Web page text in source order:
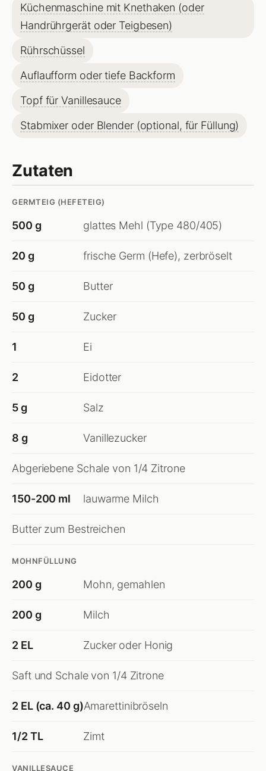
Küchenmaschine mit Knethaken (oder
Handrührgerät oder Teigbesen)
Rührschüssel
Auflaufform oder tiefe Backform
Topf für Vanillesauce
Stabmixer oder Blender (optional, für Füllung)
Zutaten
GERMTEIG (HEFETEIG)
500 g glattes Mehl (Type 480/405)
20 g frische Germ (Hefe), zerbröselt
50 g Butter
50 g Zucker
1 Ei
2 Eidotter
5 g Salz
8 g Vanillezucker
Abgeriebene Schale von 1/4 Zitrone
150-200 ml lauwarme Milch
Butter zum Bestreichen
MOHNFÜLLUNG
200 g Mohn, gemahlen
200 g Milch
2 EL Zucker oder Honig
Saft und Schale von 1/4 Zitrone
2 EL (ca. 40 g)Amarettinibröseln
1/2 TL Zimt
VANILLESAUCE